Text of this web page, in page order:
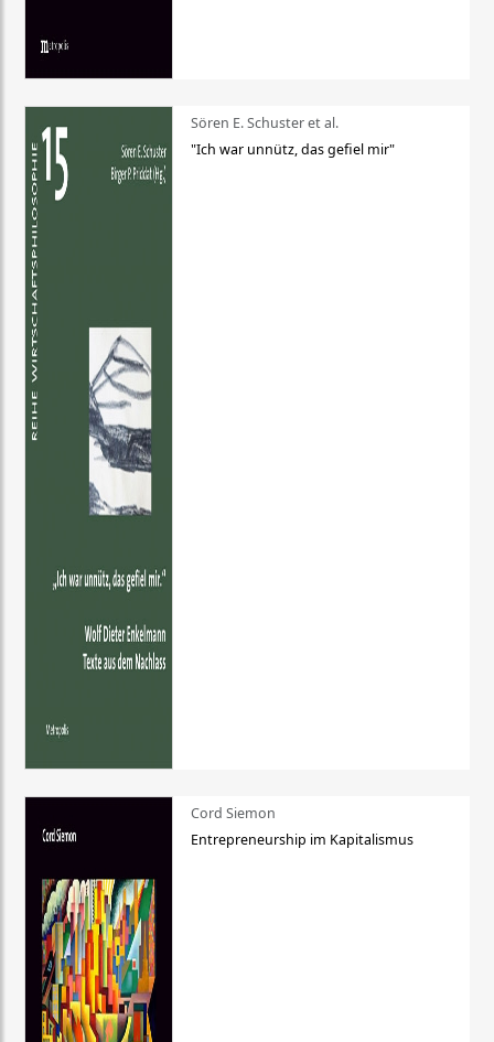
Sören E. Schuster et al.
"Ich war unnütz, das gefiel mir"
Cord Siemon
Entrepreneurship im Kapitalismus